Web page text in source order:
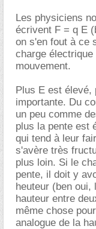
Les physiciens
écrivent F = q E
on s'en fout à ce
charge
mouvement.
Plus E est élevé,
importante. Du
un peu comme
plus la pente est
qui tend à leur
s'avère très
plus loin. Si le
pente, il doit y
heuteur (ben oui,
hauteur entre
même chose
analogue de la